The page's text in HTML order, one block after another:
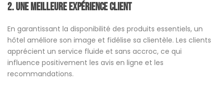
2.Une meilleure expérience client
En garantissant la disponibilité des produits essentiels, un
hôtel améliore son image et fidélise sa clientèle. Les clients
apprécient un service fluide et sans accroc, ce qui
influence positivement les avis en ligne et les
recommandations.